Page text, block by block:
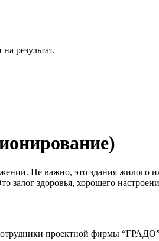
результат.
Не важно, это здания жилого
залог здоровья, хорошего
проектной фирмы